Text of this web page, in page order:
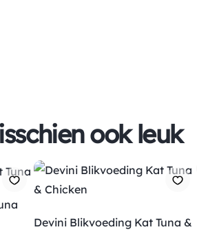
ook leuk
Devini Blikvoeding Kat Tuna &